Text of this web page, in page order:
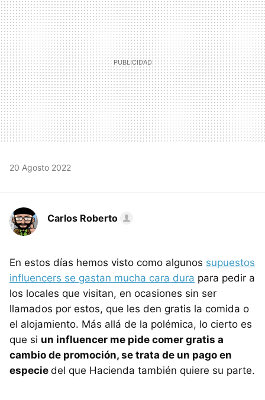
20 Agosto 2022
Carlos Roberto
En estos días hemos visto como algunos supuestos
influencers se gastan mucha cara dura para pedir a
los locales que visitan, en ocasiones sin ser
llamados por estos, que les den gratis la comida o
el alojamiento. Más allá de la polémica, lo cierto es
que si un influencer me pide comer gratis a
cambio de promoción, se trata de un pago en
especie del que Hacienda también quiere su parte.